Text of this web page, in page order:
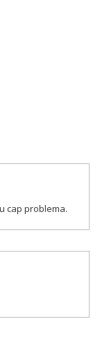
cap problema.